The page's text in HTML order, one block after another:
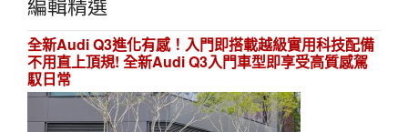
編輯精選
全新Audi Q3進化有感！入門即搭載越級實用科技配備
不用直上頂規! 全新Audi Q3入門車型即享受高質感駕
馭日常